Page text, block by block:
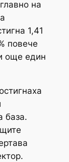
на
1,41
повече
още един
база.